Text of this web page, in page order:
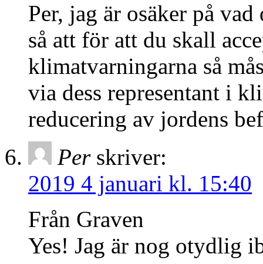
Per, jag är osäker på
så att för att du skall
klimatvarningarna så
via dess representant i
reducering av jordens
Per skriver:
2019 4 januari kl. 15:40
Från Graven
Yes! Jag är nog otydlig